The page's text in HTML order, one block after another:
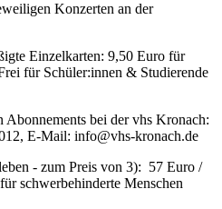
Konzerten an der
Einzelkarten: 9,50 Euro für
für Schüler:innen & Studierende
bei der vhs Kronach:
E-Mail: info@vhs-kronach.de
- zum Preis von 3): 57 Euro /
schwerbehinderte Menschen